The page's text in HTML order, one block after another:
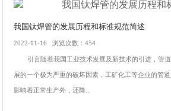
我国钛焊管的发展历程和标准规范简述
2022-11-16 浏览次数：454
引言随着我国工业技术发展及新技术的引进，管
展的一个极为严重的破坏因素，工矿化工等企业的管
影响着正常生产外，还降...